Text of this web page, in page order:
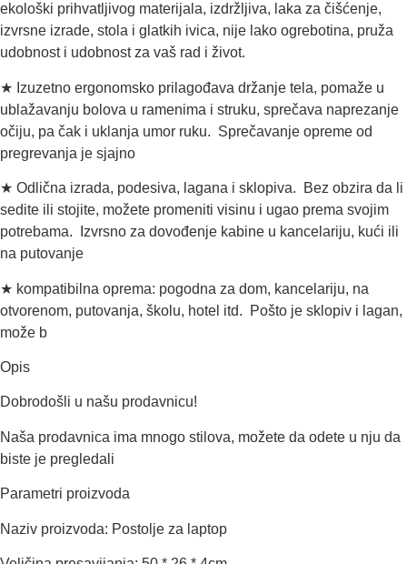
ekološki prihvatljivog materijala, izdržljiva, laka za čišćenje,
izvrsne izrade, stola i glatkih ivica, nije lako ogrebotina, pruža
udobnost i udobnost za vaš rad i život.
★ Izuzetno ergonomsko prilagođava držanje tela, pomaže u
ublažavanju bolova u ramenima i struku, sprečava naprezanje
očiju, pa čak i uklanja umor ruku. Sprečavanje opreme od
pregrevanja je sjajno
★ Odlična izrada, podesiva, lagana i sklopiva. Bez obzira da li
sedite ili stojite, možete promeniti visinu i ugao prema svojim
potrebama. Izvrsno za dovođenje kabine u kancelariju, kući ili
na putovanje
★ kompatibilna oprema: pogodna za dom, kancelariju, na
otvorenom, putovanja, školu, hotel itd. Pošto je sklopiv i lagan,
može b
Opis
Dobrodošli u našu prodavnicu!
Naša prodavnica ima mnogo stilova, možete da odete u nju da
biste je pregledali
Parametri proizvoda
Naziv proizvoda: Postolje za laptop